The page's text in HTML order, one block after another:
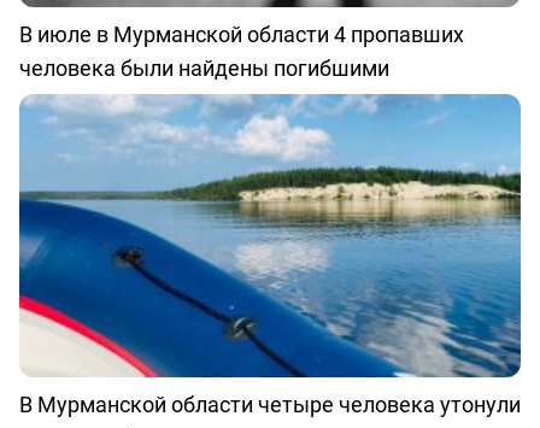
В июле в Мурманской области 4 пропавших
человека были найдены погибшими
В Мурманской области четыре человека утонули